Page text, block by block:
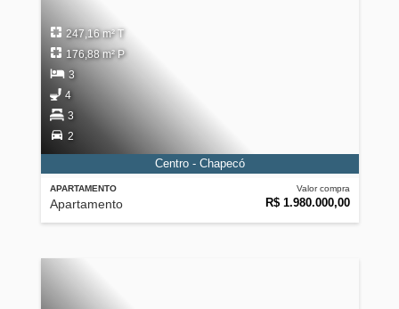
APARTAMENTO
Apartamento
Valor compra
R$ 1.980.000,00
247,16 m² T
176,88 m² P
3
4
3
2
Centro - Chapecó